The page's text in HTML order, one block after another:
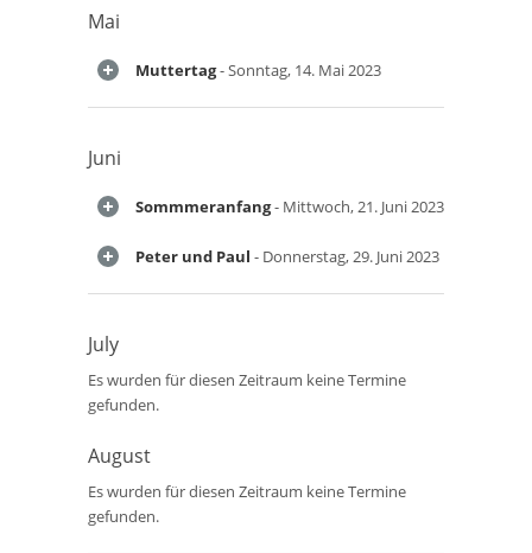
Mai
Muttertag- Sonntag, 14. Mai 2023
Juni
Sommmeranfang- Mittwoch, 21. Juni 2023
Peter und Paul - Donnerstag, 29. Juni 2023
July
Es wurden für diesen Zeitraum keine Termine
gefunden.
August
Es wurden für diesen Zeitraum keine Termine
gefunden.